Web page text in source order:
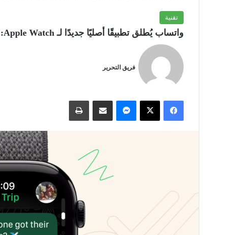
تقنية
واتساب يُطلق تطبيقًا أصليًا جديدًا لـ Apple Watch: تواصل كامل ومُشفَّر مباشرةً من المعصم.
فريق التحرير
فيسبوك ‫X